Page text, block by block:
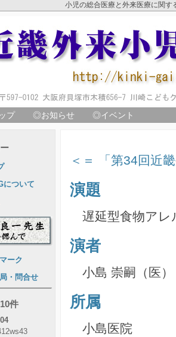
小児の総合医療と外来医療に関
プ ◎お知らせ ◎イベント
＜＝ 「第34回近
演題
遅延型食物ア
演者
小島 崇嗣（医）
所属
小島医院
について
ーク
・問合せ
件